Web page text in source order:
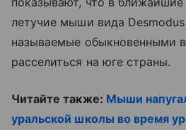
летучие мыши вида
называемые обыкновенными
расселиться на юге страны.
Читайте также: Мыши
уральской школы во время